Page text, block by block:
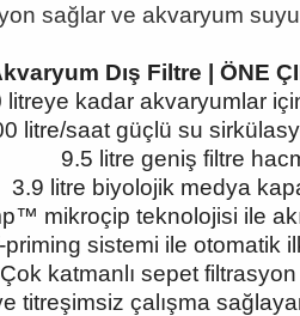
sağlar ve akvaryum
Dış Filtre | ÖNE
litreye kadar akvaryumlar
litre/saat güçlü su
9.5 litre geniş filtre
3.9 litre biyolojik medya
mikroçip teknolojisi ile
priming sistemi ile otomatik
Çok katmanlı sepet
titreşimsiz çalışma